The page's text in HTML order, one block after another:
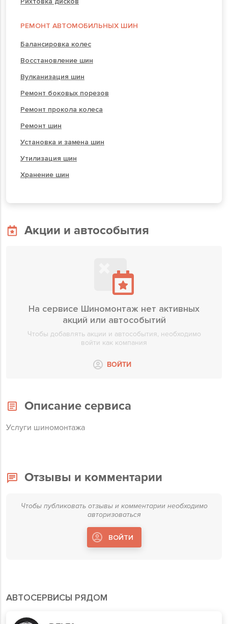
РЕМОНТ АВТОМОБИЛЬНЫХ ШИН
Балансировка колес
Восстановление шин
Вулканизация шин
Ремонт боковых порезов
Ремонт прокола колеса
Ремонт шин
Установка и замена шин
Утилизация шин
Хранение шин
Акции и автособытия
На сервисе Шиномонтаж нет активных
акций или автособытий
Чтобы добавлять акции и автособытия, необходимо
войти как компания
ВОЙТИ
Описание сервиса
Услуги шиномонтажа
АВТОСЕРВИСЫ РЯДОМ
Отзывы и комментарии
Чтобы публиковать отзывы и комментарии необходимо
авторизоваться
ВОЙТИ